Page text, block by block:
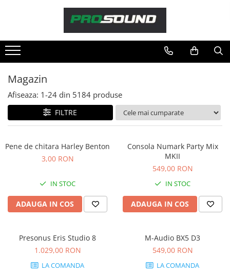
Sonorizare / PA
Adaptoare phantom
Adresare publica 100V
Amplificatoare Audio
Boxe Audio
Mixere audio
Monitorizare In-Ear
Procesoare si efecte
Power Conditioner
Unelte Audio
Microfoane
Magazin
Afiseaza: 1-24 din 5184 produse
FILTRE
Pene de chitara Harley Benton
3,00 RON
IN STOC
ADAUGA IN COS
Consola Numark Party Mix
MKII
549,00 RON
IN STOC
ADAUGA IN COS
Presonus Eris Studio 8
1.029,00 RON
LA COMANDA
M-Audio BX5 D3
549,00 RON
LA COMANDA